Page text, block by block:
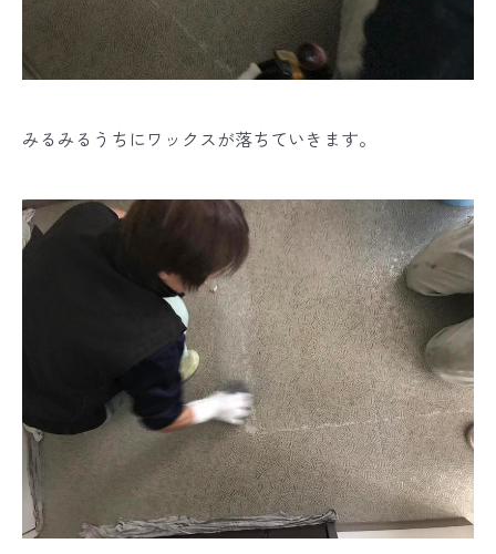
みるみるうちにワックスが落ちていきます。